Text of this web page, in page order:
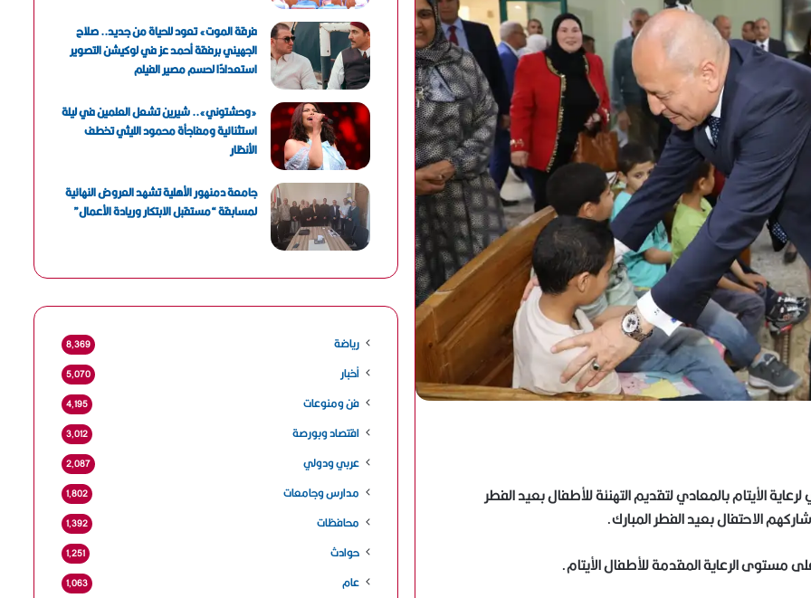
الأيتام بالمعادي لتقديم التهنئة للأطفال بعيد الفطر
الاحتفال بعيد الفطر المبارك.
مستوى الرعاية المقدمة للأطفال الأيتام.
فرقة الموت» تعود للحياة من جديد.. صلاح
الجهيني برفقة أحمد عز في لوكيشن التصوير
استعدادًا لحسم مصير الفيلم
«وحشتوني».. شيرين تشعل العلمين في ليلة
استثنائية ومفاجأة محمود الليثي تخطف
الأنظار
جامعة دمنهور الأهلية تشهد العروض النهائية
لمسابقة “مستقبل الابتكار وريادة الأعمال”
رياضة 8٬369
أخبار 5٬070
فن ومنوعات 4٬195
اقتصاد وبورصة 3٬012
عربي ودولي 2٬087
مدارس وجامعات 1٬802
محافظات 1٬392
حوادث 1٬251
عام 1٬063